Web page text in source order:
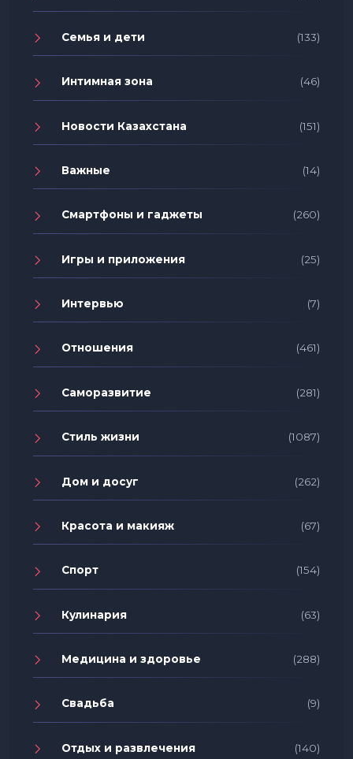
Семья и дети (133)
Интимная зона (46)
Новости Казахстана (151)
Важные (14)
Смартфоны и гаджеты (260)
Игры и приложения (25)
Интервью (7)
Отношения (461)
Саморазвитие (281)
Стиль жизни (1087)
Дом и досуг (262)
Красота и макияж (67)
Спорт (154)
Кулинария (63)
Медицина и здоровье (288)
Свадьба (9)
Отдых и развлечения (140)